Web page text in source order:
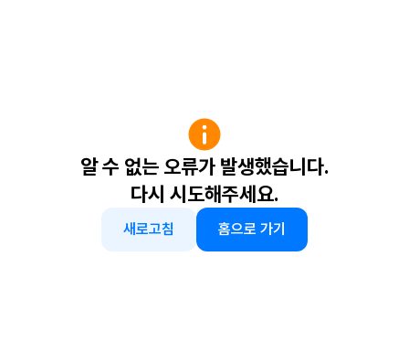
알 수 없는 오류가 발생했습니다.
다시 시도해주세요.
새로고침 홈으로 가기